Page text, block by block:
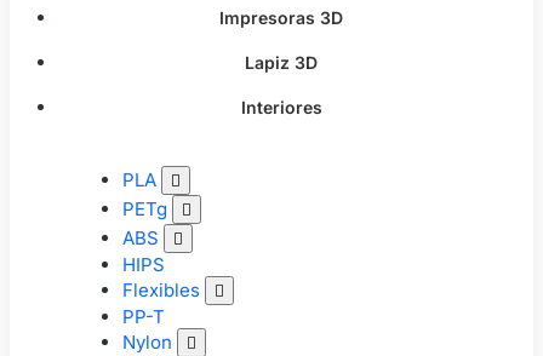
Impresoras 3D
Lapiz 3D
Interiores
PLA 
PETg 
ABS 
HIPS
Flexibles

PP-T
Nylon
